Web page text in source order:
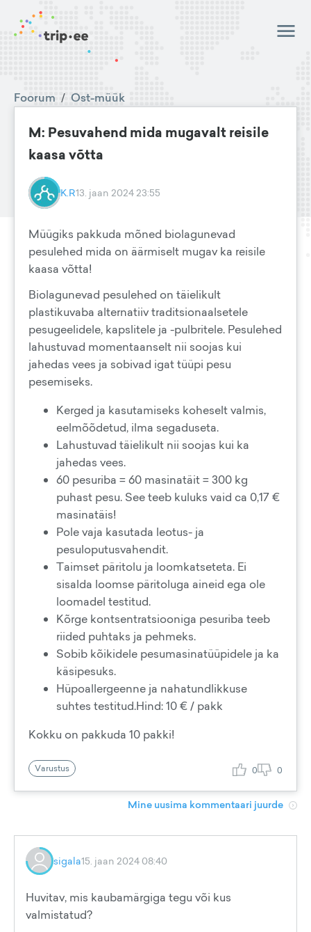
Foorum / Ost-müük
M: Pesuvahend mida mugavalt reisile
kaasa võtta
K.R13. jaan 2024 23:55
Müügiks pakkuda mõned biolagunevad
pesulehed mida on äärmiselt mugav ka reisile
kaasa võtta!
Biolagunevad pesulehed on täielikult
plastikuvaba alternatiiv traditsionaalsetele
pesugeelidele, kapslitele ja -pulbritele. Pesulehed
lahustuvad momentaanselt nii soojas kui
jahedas vees ja sobivad igat tüüpi pesu
pesemiseks.
Kerged ja kasutamiseks koheselt valmis,
eelmõõdetud, ilma segaduseta.
Lahustuvad täielikult nii soojas kui ka
jahedas vees.
60 pesuriba = 60 masinatäit = 300 kg
puhast pesu. See teeb kuluks vaid ca 0,17 €
masinatäis!
Pole vaja kasutada leotus- ja
pesuloputusvahendit.
Taimset päritolu ja loomkatseteta. Ei
sisalda loomse päritoluga aineid ega ole
loomadel testitud.
Kõrge kontsentratsiooniga pesuriba teeb
riided puhtaks ja pehmeks.
Sobib kõikidele pesumasinatüüpidele ja ka
käsipesuks.
Hüpoallergeenne ja nahatundlikkuse
suhtes testitud.Hind: 10 € / pakk
Kokku on pakkuda 10 pakki!
Varustus 0 0
Mine uusima kommentaari juurde
sigala15. jaan 2024 08:40
Huvitav, mis kaubamärgiga tegu või kus
valmistatud?